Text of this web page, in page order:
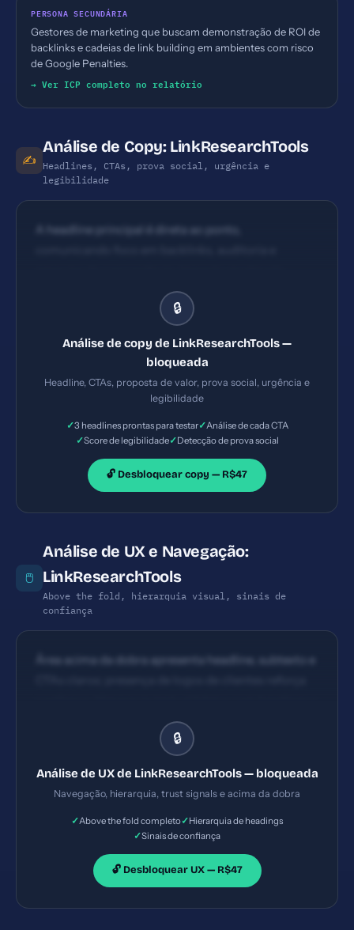
PERSONA SECUNDÁRIA
Gestores de marketing que buscam demonstração de ROI de
backlinks e cadeias de link building em ambientes com risco
de Google Penalties.
→ Ver ICP completo no relatório
✍️
Análise de Copy: LinkResearchTools
Headlines, CTAs, prova social, urgência e
legibilidade
A headline principal é direta ao ponto,
porém poderia enfatizar benefício quantificável (ex.:
redução de risco, ganhos de SEO) para aumentar
chamadas de ação voltadas a 'Check your domain' e
navegação para seções de serviços. Textos são
funcionais, porém poderiam usar verbos de ação
🔒
Análise de copy de LinkResearchTools —
bloqueada
Headline, CTAs, proposta de valor, prova social, urgência e
legibilidade
✓3 headlines prontas para testar✓Análise de cada CTA
✓Score de legibilidade✓Detecção de prova social
🔓 Desbloquear copy — R$47
🖱️
Análise de UX e Navegação:
LinkResearchTools
Above the fold, hierarquia visual, sinais de
confiança
Área acima da dobra apresenta headline, subtexto e
bullets; fluxo de leitura segue a oferta de serviços,
porém a hierarquia poderia enfatizar benefício e ROI
🔒
Análise de UX de LinkResearchTools — bloqueada
Navegação, hierarquia, trust signals e acima da dobra
✓Above the fold completo✓Hierarquia de headings
✓Sinais de confiança
🔓 Desbloquear UX — R$47